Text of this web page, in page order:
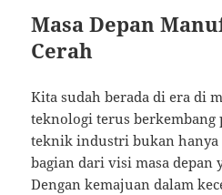
Masa Depan
Cerah
Kita sudah berada di era di
teknologi terus berkembang
teknik industri bukan hanya
bagian dari visi masa depan
Dengan kemajuan dalam